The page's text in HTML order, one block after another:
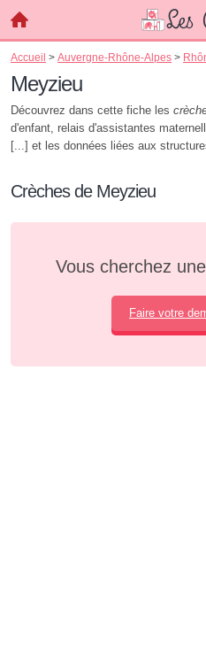
Accueil > Auvergne-Rhône-Alpes >
Meyzieu
Découvrez dans cette fiche les
d'enfant, relais d'assistantes
[...] et les données liées aux
Crèches de Meyzieu
Vous cherchez
Faire votre